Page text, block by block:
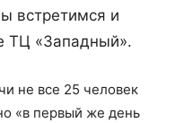
встретимся и
ТЦ «Западный».
не все 25 человек
«в первый же день